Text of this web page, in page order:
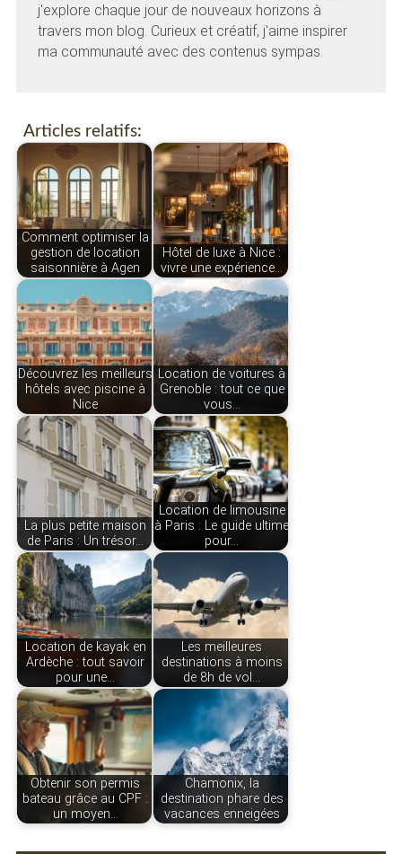
j'explore chaque jour de nouveaux horizons à
travers mon blog. Curieux et créatif, j'aime inspirer
ma communauté avec des contenus sympas.
Articles relatifs:
Comment optimiser la
gestion de location
saisonnière à Agen
Hôtel de luxe à Nice :
vivre une expérience…
Découvrez les meilleurs
hôtels avec piscine à
Nice
Location de voitures à
Grenoble : tout ce que
vous…
La plus petite maison
de Paris : Un trésor…
Location de limousine
à Paris : Le guide ultime
pour…
Location de kayak en
Ardèche : tout savoir
pour une…
Les meilleures
destinations à moins
de 8h de vol…
Obtenir son permis
bateau grâce au CPF :
un moyen…
Chamonix, la
destination phare des
vacances enneigées